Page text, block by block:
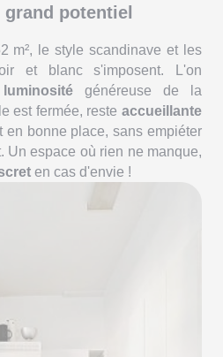
potentiel
m², le style scandinave et les
et blanc s'imposent. L'on
luminositégénéreuse de la
est fermée, reste accueillante
en bonne place, sans empiéter
Un espace où rien ne manque,
en cas d'envie !